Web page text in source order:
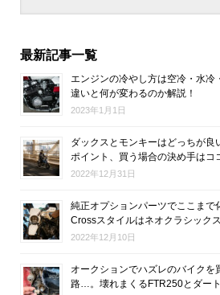
最新記事一覧
エンジンの冷やし方は空冷・水冷
違いと何が変わるのか解説！
2023年1月1日
ダックスとモンキーはどっちが
ポイント、買う場合の決め手はコ
2022年12月31日
純正オプションパーツでここま
Crossスタイルはネオクラシック
2022年12月10日
オークションでハズレのバイクを
路…。壊れまくるFTR250とダー